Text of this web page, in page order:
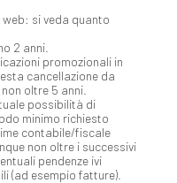
si veda quanto
2 anni.
promozionali in
cancellazione da
oltre 5 anni.
possibilità di
minimo richiesto
contabile/fiscale
non oltre i successivi
pendenze ivi
(ad esempio fatture).